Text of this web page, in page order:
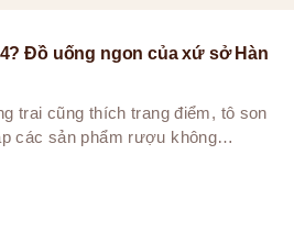
Đồ uống ngon của xứ sở Hàn
trai cũng thích trang điểm, tô son
các sản phẩm rượu không…